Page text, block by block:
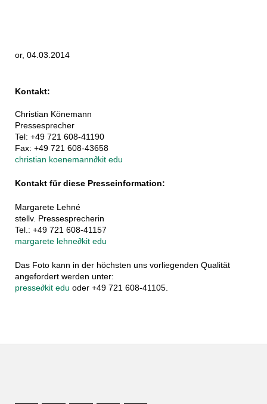
or, 04.03.2014
Kontakt:
Christian Könemann
Pressesprecher
Tel: +49 721 608-41190
Fax: +49 721 608-43658
christian koenemann∂kit edu
Kontakt für diese Presseinformation:
Margarete Lehné
stellv. Pressesprecherin
Tel.: +49 721 608-41157
margarete lehne∂kit edu
Das Foto kann in der höchsten uns vorliegenden Qualität
angefordert werden unter:
presse∂kit edu oder +49 721 608-41105.